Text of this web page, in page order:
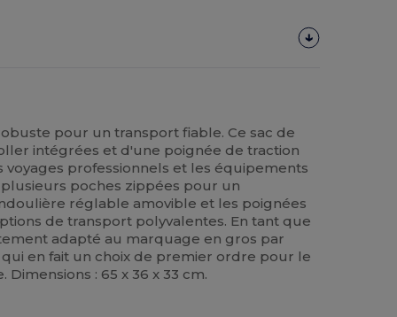
pour un transport fiable. Ce sac de
intégrées et d'une poignée de traction
professionnels et les équipements
poches zippées pour un
réglable amovible et les poignées
de transport polyvalentes. En tant que
adapté au marquage en gros par
en fait un choix de premier ordre pour le
: 65 x 36 x 33 cm.